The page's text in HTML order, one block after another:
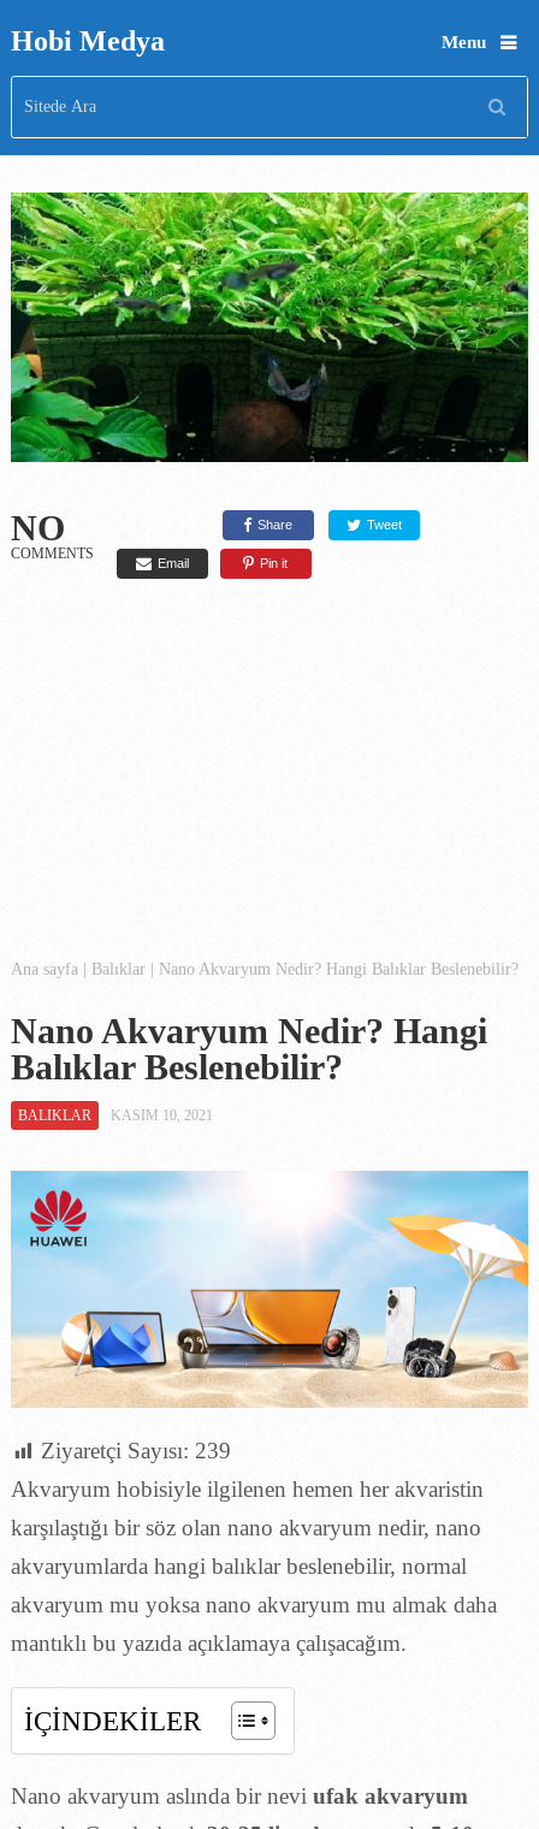
Hobi Medya Menu
NO
COMMENTS
Share Tweet
Email Pin it
Ana sayfa | Balıklar| Nano Akvaryum Nedir? Hangi Balıklar Beslenebilir?
Nano Akvaryum Nedir? Hangi
Balıklar Beslenebilir?
BALIKLAR KASIM 10, 2021
Ziyaretçi Sayısı: 239
Akvaryum hobisiyle ilgilenen hemen her akvaristin
karşılaştığı bir söz olan nano akvaryum nedir, nano
akvaryumlarda hangi balıklar beslenebilir, normal
akvaryum mu yoksa nano akvaryum mu almak daha
mantıklı bu yazıda açıklamaya çalışacağım.
İÇİNDEKİLER
Nano akvaryum aslında bir nevi ufak akvaryum